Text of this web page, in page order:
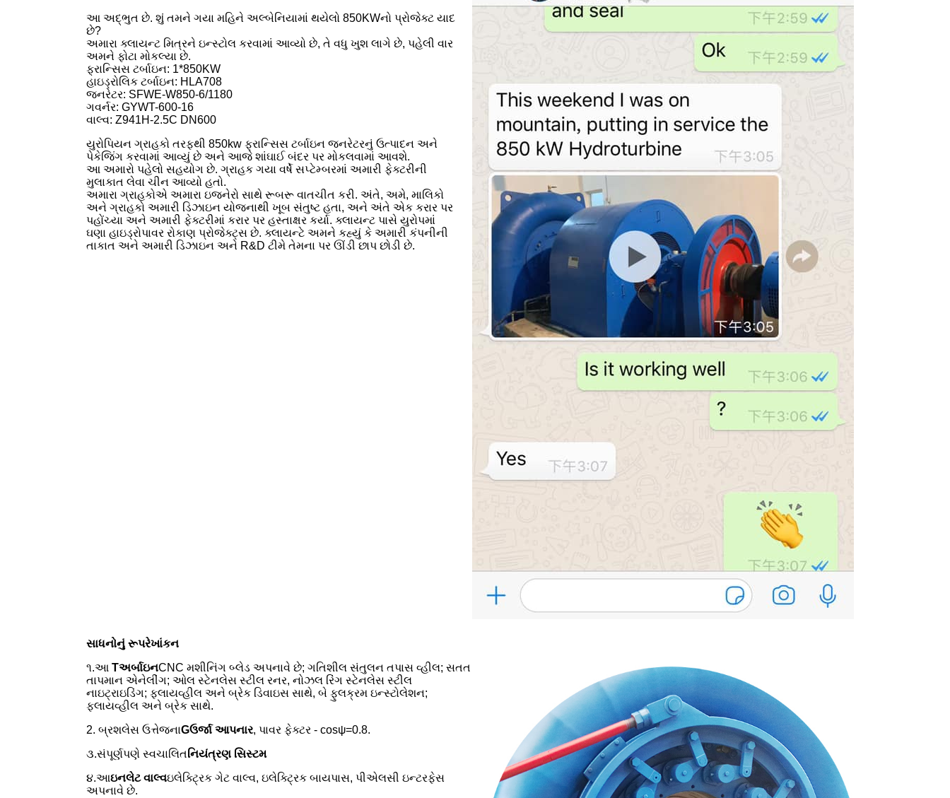
આ અદ્ભુત છે. શું તમને ગયા મહિને અલ્બેનિયામાં થયેલો 850KWનો પ્રોજેક્ટ યાદ
છે?
અમારા ક્લાયન્ટ મિત્રને ઇન્સ્ટોલ કરવામાં આવ્યો છે, તે વધુ ખુશ લાગે છે, પહેલી વાર
અમને ફોટા મોકલ્યા છે.
ફ્રાન્સિસ ટર્બાઇન: 1*850KW
હાઇડ્રોલિક ટર્બાઇન: HLA708
જનરેટર: SFWE-W850-6/1180
ગવર્નર: GYWT-600-16
વાલ્વ: Z941H-2.5C DN600
યુરોપિયન ગ્રાહકો તરફથી 850kw ફ્રાન્સિસ ટર્બાઇન જનરેટરનું ઉત્પાદન અને
પેકેજિંગ કરવામાં આવ્યું છે અને આજે શાંઘાઈ બંદર પર મોકલવામાં આવશે.
આ અમારો પહેલો સહયોગ છે. ગ્રાહક ગયા વર્ષે સપ્ટેમ્બરમાં અમારી ફેક્ટરીની
મુલાકાત લેવા ચીન આવ્યો હતો.
અમારા ગ્રાહકોએ અમારા ઇજનેરો સાથે રૂબરૂ વાતચીત કરી. અંતે, અમે, માલિકો
અને ગ્રાહકો અમારી ડિઝાઇન યોજનાથી ખૂબ સંતુષ્ટ હતા, અને અંતે એક કરાર પર
પહોંચ્યા અને અમારી ફેક્ટરીમાં કરાર પર હસ્તાક્ષર કર્યા. ક્લાયન્ટ પાસે યુરોપમાં
ઘણા હાઇડ્રોપાવર રોકાણ પ્રોજેક્ટ્સ છે. ક્લાયન્ટે અમને કહ્યું કે અમારી કંપનીની
તાકાત અને અમારી ડિઝાઇન અને R&D ટીમે તેમના પર ઊંડી છાપ છોડી છે.
સાધનોનું રૂપરેખાંકન
૧.આ Tઅર્બાઇનCNC મશીનિંગ બ્લેડ અપનાવે છે; ગતિશીલ સંતુલન તપાસ વ્હીલ; સતત
તાપમાન એનેલીંગ; ઓલ સ્ટેનલેસ સ્ટીલ રનર, નોઝલ રિંગ સ્ટેનલેસ સ્ટીલ
નાઇટ્રાઇડિંગ; ફ્લાયવ્હીલ અને બ્રેક ડિવાઇસ સાથે, બે ફુલક્રમ ઇન્સ્ટોલેશન;
ફ્લાયવ્હીલ અને બ્રેક સાથે.
2. બ્રશલેસ ઉત્તેજનાGઉર્જા આપનાર, પાવર ફેક્ટર - cosψ=0.8.
૩.સંપૂર્ણપણે સ્વચાલિતનિયંત્રણ સિસ્ટમ
૪.આઇનલેટ વાલ્વઇલેક્ટ્રિક ગેટ વાલ્વ, ઇલેક્ટ્રિક બાયપાસ, પીએલસી ઇન્ટરફેસ
અપનાવે છે.